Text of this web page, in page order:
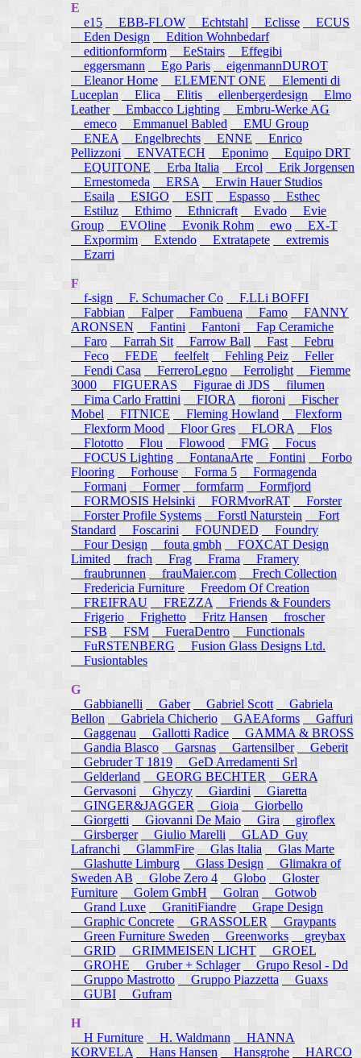
E
e15 EBB-FLOW Echtstahl Eclisse
ECUS
Eden Design
Edition Wohnbedarf
editionformform
EeStairs
Effegibi
eggersmann
Ego Paris
eigenmannDUROT
Eleanor Home
ELEMENT ONE
Elementi di
Luceplan
Elica Elitis ellenbergerdesign
Elmo
Leather
Embacco Lighting
Embru-Werke AG
emeco
Emmanuel Babled
EMU Group
ENEA
Engelbrechts ENNE
Enrico
Pellizzoni ENVATECH Eponimo
Equipo DRT
EQUITONE
Erba Italia Ercol
Erik Jorgensen
Ernestomeda
ERSA
Erwin Hauer Studios
Esaila
ESIGO ESIT Espasso
Esthec
Estiluz
Ethimo Ethnicraft Evado
Evie
Group
EVOline Evonik Rohm ewo
EX-T
Expormim
Extendo Extratapete
extremis
Ezarri
F
f-sign
F. Schumacher Co
F.LLi BOFFI
Fabbian
Falper Fambuena Famo
FANNY
ARONSEN
Fantini Fantoni
Fap Ceramiche
Faro
Farrah Sit Farrow Ball Fast
Febru
Feco
FEDE feelfelt Fehling Peiz
Feller
Fendi Casa
FerreroLegno Ferrolight
Fiemme
3000
FIGUERAS Figurae di JDS
filumen
Fima Carlo Frattini
FIORA fioroni
Fischer
Mobel
FITNICE Fleming Howland
Flexform
Flexform Mood
Floor Gres FLORA
Flos
Flototto
Flou Flowood FMG
Focus
FOCUS Lighting
FontanaArte Fontini
Forbo
Flooring
Forhouse Forma 5
Formagenda
Formani
Former formfarm
Formfjord
FORMOSIS Helsinki
FORMvorRAT
Forster
Forster Profile Systems
Forstl Naturstein
Fort
Standard
Foscarini FOUNDED
Foundry
Four Design
fouta gmbh
FOXCAT Design
Limited
frach Frag Frama
Framery
fraubrunnen
frauMaier.com
Frech Collection
Fredericia Furniture
Freedom Of Creation
FREIFRAU
FREZZA
Friends & Founders
Frigerio
Frighetto Fritz Hansen
froscher
FSB
FSM FueraDentro
Functionals
FuRSTENBERG
Fusion Glass Designs Ltd.
Fusiontables
G
Gabbianelli
Gaber Gabriel Scott
Gabriela
Bellon
Gabriela Chicherio GAEAforms
Gaffuri
Gaggenau
Gallotti Radice
GAMMA & BROSS
Gandia Blasco
Garsnas Gartensilber
Geberit
Gebruder T 1819
GeD Arredamenti Srl
Gelderland
GEORG BECHTER
GERA
Gervasoni
Ghyczy Giardini
Giaretta
GINGER&JAGGER
Gioia
Giorbello
Giorgetti
Giovanni De Maio Gira
giroflex
Girsberger
Giulio Marelli
GLAD_Guy
Lafranchi
GlammFire Glas Italia
Glas Marte
Glashutte Limburg
Glass Design
Glimakra of
Sweden AB
Globe Zero 4 Globo
Gloster
Furniture
Golem GmbH Golran
Gotwob
Grand Luxe
GranitiFiandre
Grape Design
Graphic Concrete
GRASSOLER
Graypants
Green Furniture Sweden
Greenworks
greybax
GRID
GRIMMEISEN LICHT
GROEL
GROHE
Gruber + Schlager
Grupo Resol - Dd
Gruppo Mastrotto
Gruppo Piazzetta
Guaxs
GUBI
Gufram
H
H Furniture
H. Waldmann
HANNA
KORVELA
Hans Hansen Hansgrohe HARCO